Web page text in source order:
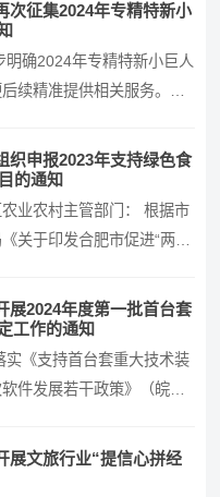
次征集2024年专精特新小
确2024年专精特新小巨人
续精准提供相关服务。现
织申报2023年支持绿色食
的通知
业农村主管部门： 根据市
关于印发合肥市促进“两强
展2024年度第一批首台套
工作的通知
实《支持首台套重大技术装
件发展若干政策》（皖政
展文旅行业“提信心拼经